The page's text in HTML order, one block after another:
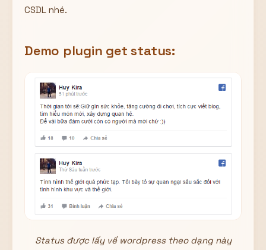
CSDL nhé.
Demo plugin get status:
Status được lấy về wordpress theo dạng này